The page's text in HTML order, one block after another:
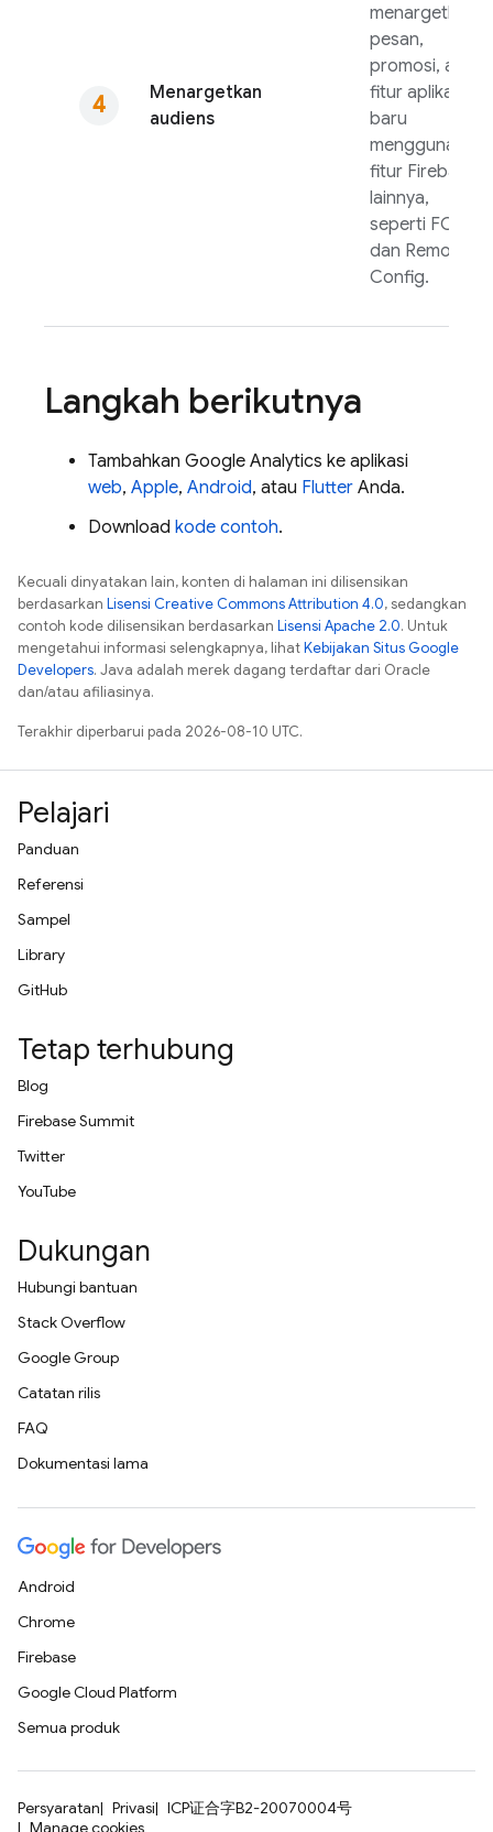
Menargetkan
audiens
menargetkan
pesan,
promosi, atau
fitur aplikasi
baru
menggunakan
fitur Firebase
lainnya,
seperti FCM
dan Remote
Config.
Langkah berikutnya
Tambahkan Google Analytics ke aplikasi
web, Apple, Android, atau Flutter Anda.
Download kode contoh.
Kecuali dinyatakan lain, konten di halaman ini dilisensikan
berdasarkan Lisensi Creative Commons Attribution 4.0, sedangkan
contoh kode dilisensikan berdasarkan Lisensi Apache 2.0. Untuk
mengetahui informasi selengkapnya, lihatKebijakan Situs Google
Developers. Java adalah merek dagang terdaftar dari Oracle
dan/atau afiliasinya.
Terakhir diperbarui pada 2026-08-10 UTC.
Pelajari
Panduan
Referensi
Sampel
Library
GitHub
Tetap terhubung
Blog
Firebase Summit
Twitter
YouTube
Dukungan
Hubungi bantuan
Stack Overflow
Google Group
Catatan rilis
FAQ
Dokumentasi lama
Android
Chrome
Firebase
Google Cloud Platform
Semua produk
Persyaratan Privasi
ICP证合字B2-20070004号
Manage cookies